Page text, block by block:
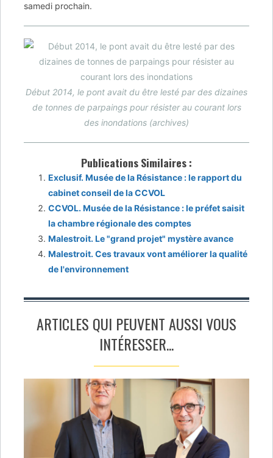
samedi prochain.
Début 2014, le pont avait du être lesté par des dizaines
de tonnes de parpaings pour résister au courant lors
des inondations (archives)
Publications Similaires :
Exclusif. Musée de la Résistance : le rapport du
cabinet conseil de la CCVOL
CCVOL. Musée de la Résistance : le préfet saisit
la chambre régionale des comptes
Malestroit. Le "grand projet" mystère avance
Malestroit. Ces travaux vont améliorer la qualité
de l'environnement
ARTICLES QUI PEUVENT AUSSI VOUS
INTÉRESSER...